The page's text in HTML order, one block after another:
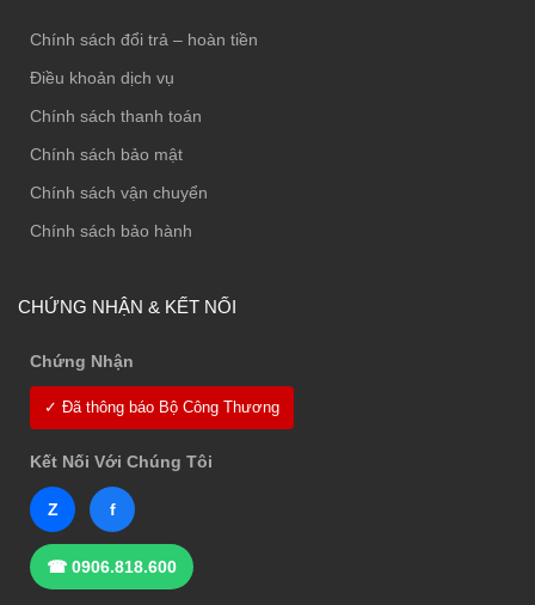
Chính sách đổi trả – hoàn tiền
Điều khoản dịch vụ
Chính sách thanh toán
Chính sách bảo mật
Chính sách vận chuyển
Chính sách bảo hành
CHỨNG NHẬN & KẾT NỐI
Chứng Nhận
✓ Đã thông báo Bộ Công Thương
Kết Nối Với Chúng Tôi
Z f
☎ 0906.818.600